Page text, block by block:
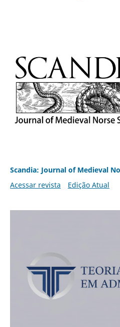
Scandia: Journal of Medieval
Acessar revista
Edição Atual